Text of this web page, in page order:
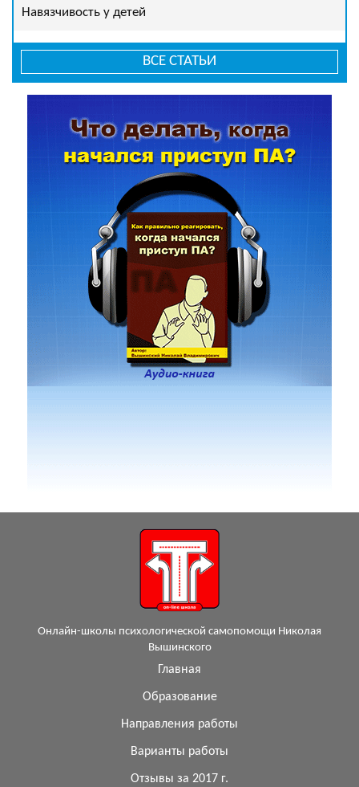
Навязчивость у детей
ВСЕ СТАТЬИ
Онлайн-школы психологической самопомощи Николая
Вышинского
Главная
Образование
Направления работы
Варианты работы
Отзывы за 2017 г.